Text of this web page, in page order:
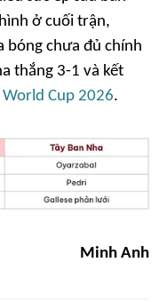
ở cuối trận,
bóng chưa đủ chính
thắng 3-1 và kết
World Cup 2026.
Minh Anh